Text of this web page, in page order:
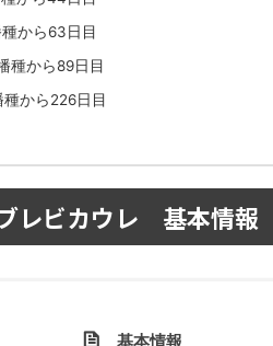
から63日目
種から89日目
から226日目
レビカウレ 基本情報
基本情報